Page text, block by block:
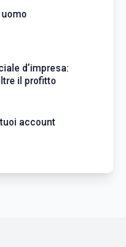
d’impresa:
il profitto
account